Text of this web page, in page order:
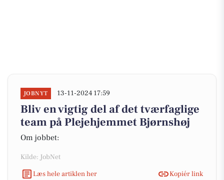
JOBNYT 13-11-2024 17:59
Bliv en vigtig del af det tværfaglige
team på Plejehjemmet Bjørnshøj
Om jobbet:
Kilde: JobNet
Læs hele artiklen her
Kopiér link